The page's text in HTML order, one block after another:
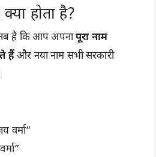
होता है?
है कि आप अपनापूरा नाम
हैंऔर नया नाम सभी सरकारी
वर्मा”